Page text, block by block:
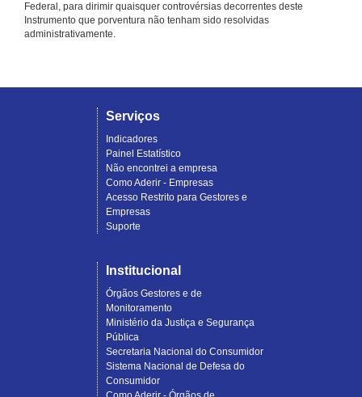
Federal, para dirimir quaisquer controvérsias decorrentes deste
Instrumento que porventura não tenham sido resolvidas
administrativamente.
Serviços
Indicadores
Painel Estatístico
Não encontrei a empresa
Como Aderir - Empresas
Acesso Restrito para Gestores e
Empresas
Suporte
Institucional
Órgãos Gestores e de
Monitoramento
Ministério da Justiça e Segurança
Pública
Secretaria Nacional do Consumidor
Sistema Nacional de Defesa do
Consumidor